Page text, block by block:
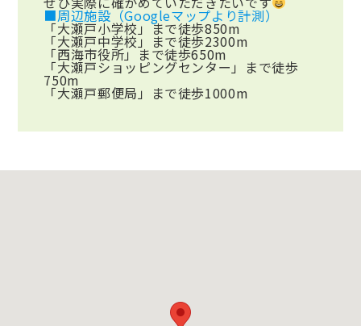
■周辺施設（Googleマップより計測）
「大瀬戸小学校」まで徒歩850m
「大瀬戸中学校」まで徒歩2300m
「西海市役所」まで徒歩650m
「大瀬戸ショッピングセンター」まで徒歩
750m
「大瀬戸郵便局」まで徒歩1000m